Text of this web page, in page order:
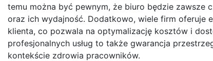
temu można być pewnym, że biuro będzie zawsze
oraz ich wydajność. Dodatkowo, wiele firm oferuje
klienta, co pozwala na optymalizację kosztów i
profesjonalnych usług to także gwarancja
kontekście zdrowia pracowników.